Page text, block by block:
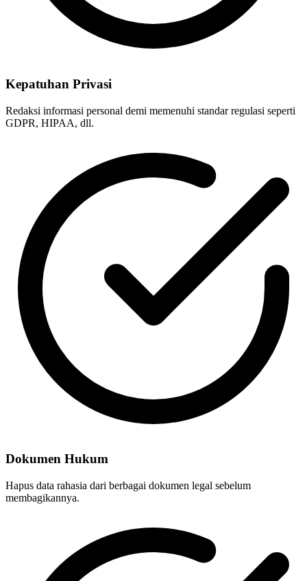
Kepatuhan Privasi
Redaksi informasi personal demi memenuhi standar regulasi seperti
GDPR, HIPAA, dll.
Dokumen Hukum
Hapus data rahasia dari berbagai dokumen legal sebelum
membagikannya.